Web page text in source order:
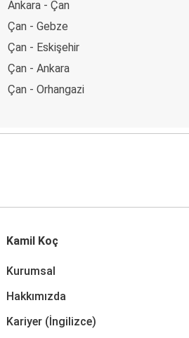
Ankara - Çan
Çan - Gebze
Çan - Eskişehir
Çan - Ankara
Çan - Orhangazi
Kamil Koç
Kurumsal
Hakkımızda
Kariyer (İngilizce)